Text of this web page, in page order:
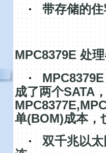
·
带存储的
MPC8379E处
·
成了两个SATA
单(BOM)成本，
·
双千兆以